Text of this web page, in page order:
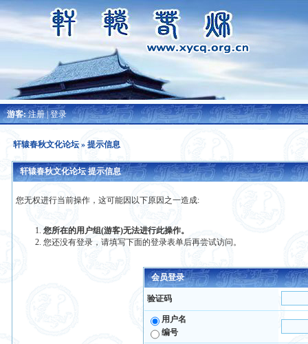
游客:注册|登录
轩辕春秋文化论坛» 提示信息
轩辕春秋文化论坛 提示信息
您无权进行当前操作，这可能因以下原因之一造成:
您所在的用户组(游客)无法进行此操作。
您还没有登录，请填写下面的登录表单后再尝试访问。
会员登录
验证码
用户名
编号